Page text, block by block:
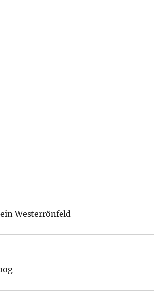
Westerrönfeld